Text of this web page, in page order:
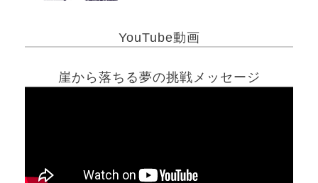
YouTube動画
崖から落ちる夢の挑戦メッセージ